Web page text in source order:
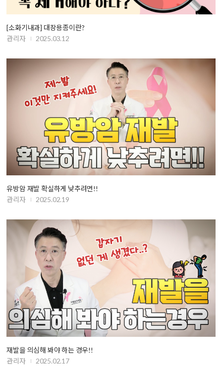
[소화기내과] 대장용종이란?
관리자
2025.03.12
유방암 재발 확실하게 낮추려면!!
관리자
2025.02.19
재발을 의심해 봐야 하는 경우!!
관리자
2025.02.17